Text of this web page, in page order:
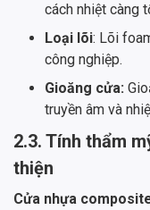
cách nhiệt càng
Loại lõi: Lõi
công nghiệp.
Gioăng cửa:
truyền âm và
2.3. Tính thẩm
thiện
Cửa nhựa